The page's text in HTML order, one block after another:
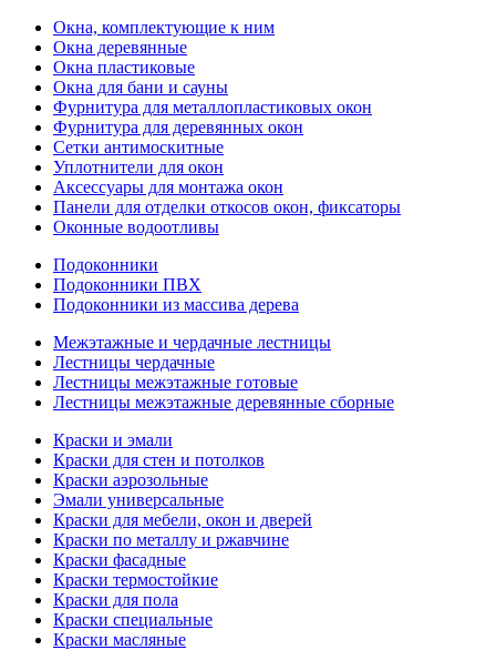
Окна, комплектующие к ним
Окна деревянные
Окна пластиковые
Окна для бани и сауны
Фурнитура для металлопластиковых окон
Фурнитура для деревянных окон
Сетки антимоскитные
Уплотнители для окон
Аксессуары для монтажа окон
Панели для отделки откосов окон, фиксаторы
Оконные водоотливы
Подоконники
Подоконники ПВХ
Подоконники из массива дерева
Межэтажные и чердачные лестницы
Лестницы чердачные
Лестницы межэтажные готовые
Лестницы межэтажные деревянные сборные
Краски и эмали
Краски для стен и потолков
Краски аэрозольные
Эмали универсальные
Краски для мебели, окон и дверей
Краски по металлу и ржавчине
Краски фасадные
Краски термостойкие
Краски для пола
Краски специальные
Краски масляные